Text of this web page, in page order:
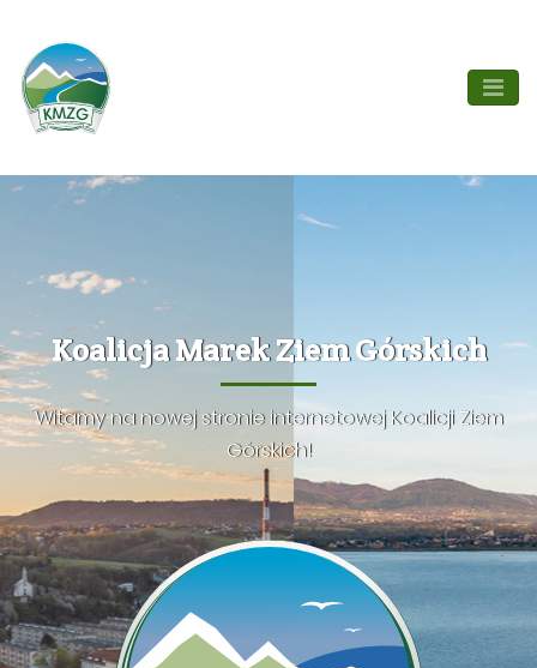
Koalicja Marek Ziem Górskich
Witamy na nowej stronie internetowej Koalicji Ziem
Górskich!